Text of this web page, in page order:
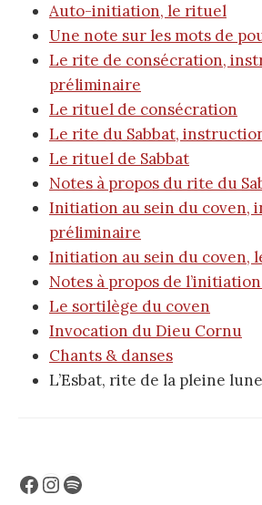
Auto-initiation, le rituel
Une note sur les mots de
Le rite de consécration,
préliminaire
Le rituel de consécration
Le rite du Sabbat,
Le rituel de Sabbat
Notes à propos du rite du
Initiation au sein du coven,
préliminaire
Initiation au sein du coven,
Notes à propos de
Le sortilège du coven
Invocation du Dieu Cornu
Chants & danses
L’Esbat, rite de la pleine lune
Facebook
Instagram
Spotify